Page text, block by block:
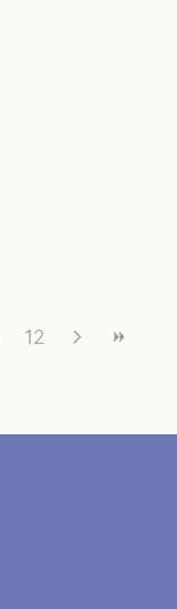
8 9 10
12